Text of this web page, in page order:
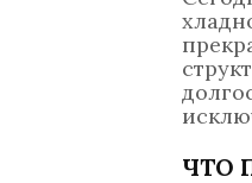
ЧТО